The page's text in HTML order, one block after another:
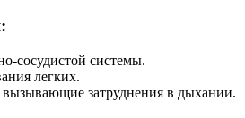
сосудистой системы.
легких.
затруднения в дыхании.